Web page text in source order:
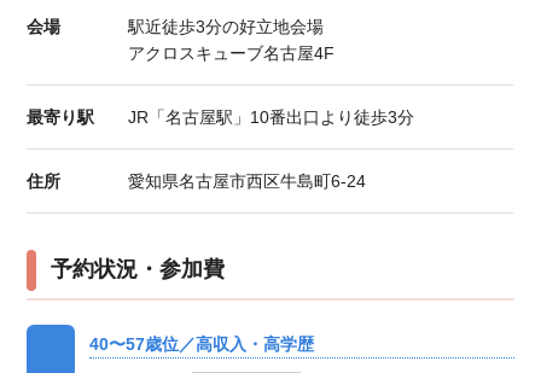
会場
駅近徒歩3分の好立地会場
アクロスキューブ名古屋4F
最寄り駅 JR「名古屋駅」10番出口より徒歩3分
住所 愛知県名古屋市西区牛島町6-24
予約状況・参加費
40〜57歳位／高収入・高学歴